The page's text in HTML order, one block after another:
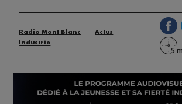
Radio Mont Blanc
Actus
Industrie